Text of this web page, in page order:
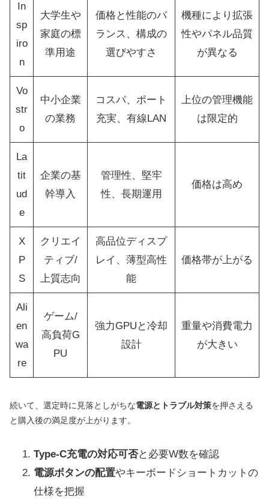
In
sp
iro
n
大学生や
家庭の標
準用途
価格と性能のバ
ランス、構成の
選びやすさ
機種により拡張
性やパネル品質
が異なる
Vo
str
o
中小企業
の業務
コスパ、ポート
充実、有線LAN
上位の管理機能
は限定的
La
tit
ud
e
企業の基
幹導入
管理性、堅牢
性、長期運用
価格は高め
X
P
S
クリエイ
ティブ/
上質志向
高品位ディスプ
レイ、薄型高性
能
価格帯が上がる
Ali
en
wa
re
ゲーム/
高負荷G
PU
強力GPUと冷却
設計
重量や消費電力
が大きい
続いて、選定時に見落としがちな電源とトラブル対策を押さえる
と購入後の満足度が上がります。
Type‑C充電の対応可否と必要W数を確認
電源ボタンの配置やキーボードショートカットの
仕様を把握